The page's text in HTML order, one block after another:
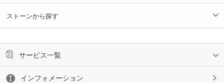
ストーンから探す
サービス一覧
インフォメーション